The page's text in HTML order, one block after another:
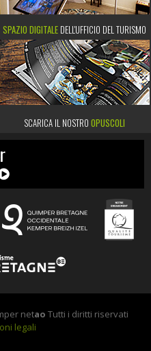
SPAZIO DIGITALE DELL'UFFICIO DEL TURISMO
SCARICA IL NOSTRO OPUSCOLI
netao Tutti i diritti riservati
legali